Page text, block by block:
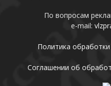
По вопросам
e-mail:
Политика
Соглашении об